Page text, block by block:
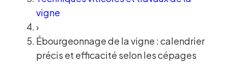
vigne
›
Ébourgeonnage de la vigne : calendrier
précis et efficacité selon les cépages